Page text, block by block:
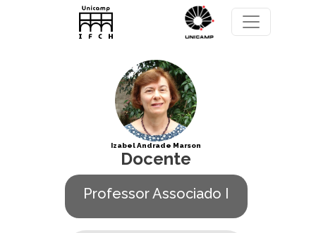
Pular para o conteúdo principal
Izabel Andrade Marson
Docente
Professor Associado I